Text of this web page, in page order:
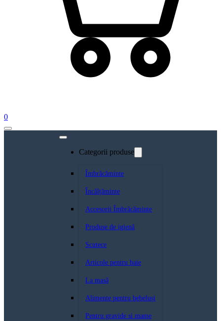
0
Categorii produse
Îmbrăcăminte
Încălțăminte
Accesorii Îmbrăcăminte
Produse de igienă
Scutece
Articole pentru baie
La masă
Alimente pentru bebeluși
Pentru gravide si mame